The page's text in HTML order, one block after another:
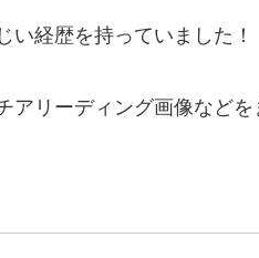
い経歴を持っていました！
アリーディング画像などを